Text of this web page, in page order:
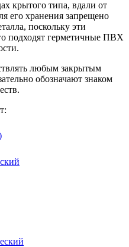
крытого типа, вдали от
его хранения запрещено
поскольку эти
подходят герметичные ПВХ
любым закрытым
обозначают знаком